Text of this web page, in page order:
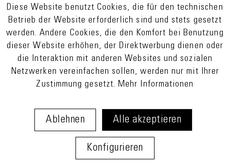
Diese Website benutzt Cookies, die für den technischen
Betrieb der Website erforderlich sind und stets gesetzt
werden. Andere Cookies, die den Komfort bei Benutzung
dieser Website erhöhen, der Direktwerbung dienen oder
die Interaktion mit anderen Websites und sozialen
Netzwerken vereinfachen sollen, werden nur mit Ihrer
Zustimmung gesetzt.Mehr Informationen
Ablehnen Alle akzeptieren
Konfigurieren